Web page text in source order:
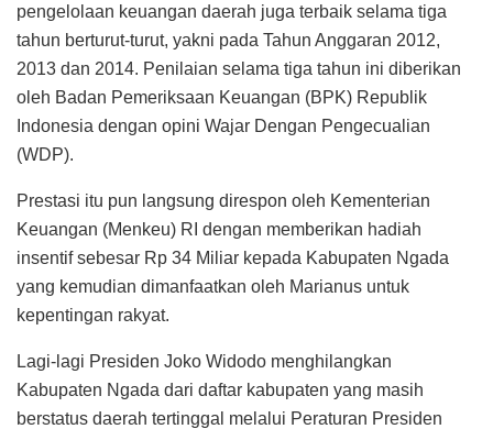
pengelolaan keuangan daerah juga terbaik selama tiga
tahun berturut-turut, yakni pada Tahun Anggaran 2012,
2013 dan 2014. Penilaian selama tiga tahun ini diberikan
oleh Badan Pemeriksaan Keuangan (BPK) Republik
Indonesia dengan opini Wajar Dengan Pengecualian
(WDP).
Prestasi itu pun langsung direspon oleh Kementerian
Keuangan (Menkeu) RI dengan memberikan hadiah
insentif sebesar Rp 34 Miliar kepada Kabupaten Ngada
yang kemudian dimanfaatkan oleh Marianus untuk
kepentingan rakyat.
Lagi-lagi Presiden Joko Widodo menghilangkan
Kabupaten Ngada dari daftar kabupaten yang masih
berstatus daerah tertinggal melalui Peraturan Presiden